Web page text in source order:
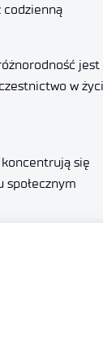
codzienną
jest
w
się
społecznym